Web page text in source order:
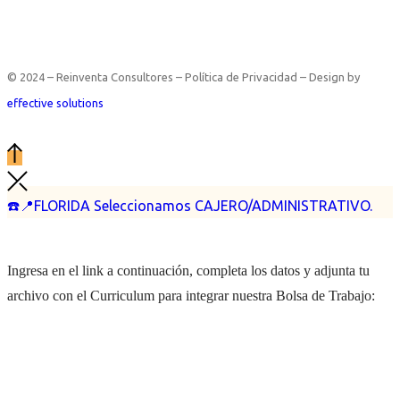
☎️📍FLORIDA Seleccionamos CAJERO/ADMINISTRATIVO.
© 2024 – Reinventa Consultores – Política de Privacidad – Design by
effective solutions
Ingresa en el link a continuación, completa los datos y adjunta tu
archivo con el Curriculum para integrar nuestra Bolsa de Trabajo: